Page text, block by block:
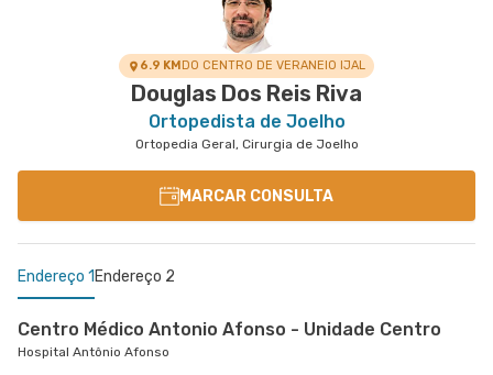
6.9 KMDO CENTRO DE VERANEIO IJAL
Douglas Dos Reis Riva
Ortopedista de Joelho
Ortopedia Geral, Cirurgia de Joelho
MARCAR CONSULTA
Endereço 1 Endereço 2
Centro Médico Antonio Afonso - Unidade Centro
Hospital Antônio Afonso